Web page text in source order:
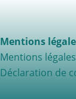
Mentions
Mentions légales
Déclaration de